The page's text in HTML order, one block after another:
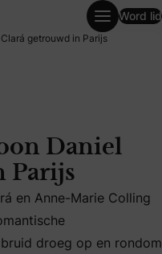
in Parijs
Word lid
getrouwd in Parijs
Daniel
Parijs
en Anne-Marie
en Anne-Marie Colling
droeg op en rondom